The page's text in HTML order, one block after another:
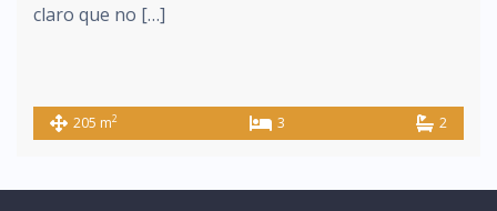
claro que no […]
205 m2 3 2